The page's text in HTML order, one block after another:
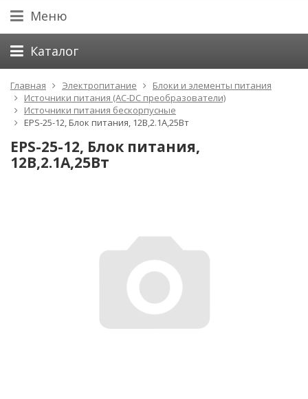
Меню
Каталог
Главная Электропитание
Блоки и элементы питания
Источники питания (AC-DC преобразователи)
Источники питания бескорпусные
EPS-25-12, Блок питания, 12В,2.1А,25Вт
EPS-25-12, Блок питания,
12В,2.1А,25Вт